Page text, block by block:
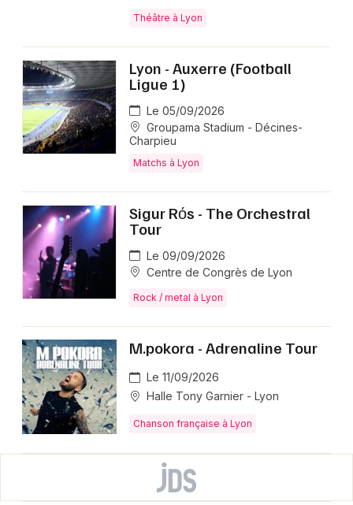
Théâtre à Lyon
Lyon - Auxerre (Football
Ligue 1)
Le 05/09/2026
Groupama Stadium - Décines-
Charpieu
Matchs à Lyon
Sigur Rо́s - The Orchestral
Tour
Le 09/09/2026
Centre de Congrès de Lyon
Rock / metal à Lyon
M.pokora - Adrenaline Tour
Le 11/09/2026
Halle Tony Garnier - Lyon
Chanson française à Lyon